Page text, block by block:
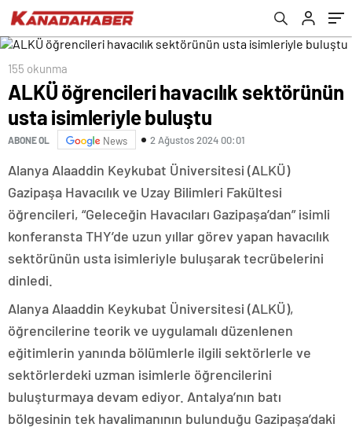
155 okunma
ALKÜ öğrencileri havacılık sektörünün
usta isimleriyle buluştu
ABONE OL News 2 Ağustos 2024 00:01
Alanya Alaaddin Keykubat Üniversitesi (ALKÜ)
Gazipaşa Havacılık ve Uzay Bilimleri Fakültesi
öğrencileri, “Geleceğin Havacıları Gazipaşa’dan” isimli
konferansta THY’de uzun yıllar görev yapan havacılık
sektörünün usta isimleriyle buluşarak tecrübelerini
dinledi.
Alanya Alaaddin Keykubat Üniversitesi (ALKÜ),
öğrencilerine teorik ve uygulamalı düzenlenen
eğitimlerin yanında bölümlerle ilgili sektörlerle ve
sektörlerdeki uzman isimlerle öğrencilerini
buluşturmaya devam ediyor. Antalya’nın batı
bölgesinin tek havalimanının bulunduğu Gazipaşa’daki